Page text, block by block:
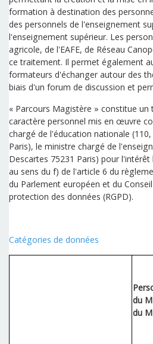
formation à destination des
des personnels de l'enseignement
l'enseignement supérieur. Les
agricole, de l'EAFE, de Réseau
ce traitement. Il permet également
formateurs d'échanger autour des
biais d'un forum de discussion et
« Parcours Magistère » constitue
caractère personnel mis en œuvre
chargé de l'éducation nationale
Paris), le ministre chargé de
Descartes 75231 Paris) pour
au sens du f) de l'article 6 du
du Parlement européen et du
protection des données (RGPD).
Catégories de données
du
du